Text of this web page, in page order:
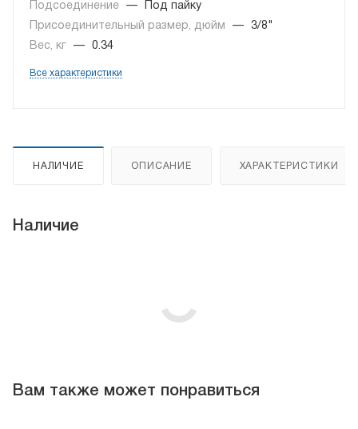
Подсоединение
—
Под пайку
Присоединительный размер, дюйм
—
3/8"
Вес, кг
— 0.34
Все характеристики
НАЛИЧИЕ ОПИСАНИЕ ХАРАКТЕРИСТИКИ
Наличие
Вам также может понравиться